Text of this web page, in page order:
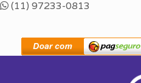
(11) 97233-0813